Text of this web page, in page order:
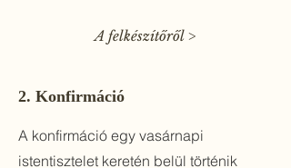
A felkészítőről >
2. Konfirmáció
A konfirmáció egy vasárnapi
istentisztelet keretén belül történik